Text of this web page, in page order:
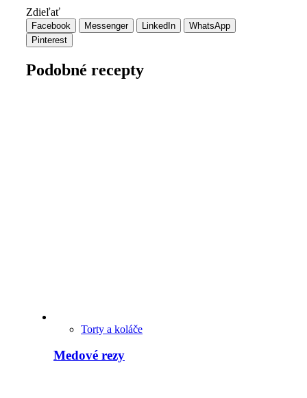
Zdieľať
Facebook Messenger LinkedIn
WhatsApp
Pinterest
Podobné recepty
Torty a koláče
Medové rezy